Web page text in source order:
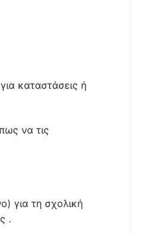
καταστάσεις ή
να τις
για τη σχολική
.